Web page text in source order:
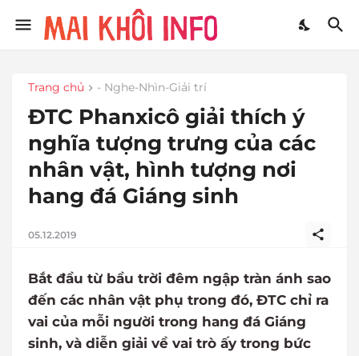
Trang chủ - Nghe-Nhìn-Giải trí
ĐTC Phanxicô giải thích ý
nghĩa tượng trưng của các
nhân vật, hình tượng nơi
hang đá Giáng sinh
05.12.2019
Bắt đầu từ bầu trời đêm ngập tràn ánh sao
đến các nhân vật phụ trong đó, ĐTC chỉ ra
vai của mỗi người trong hang đá Giáng
sinh, và diễn giải về vai trò ấy trong bức